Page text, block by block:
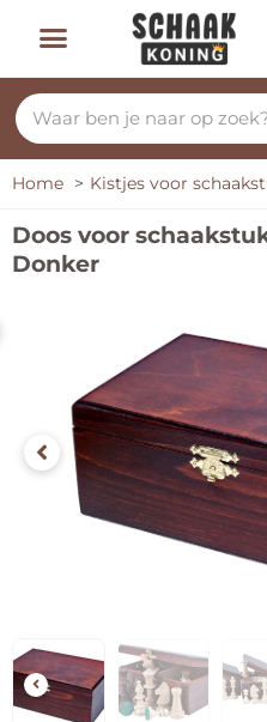
Home Kistjes voor
Doos voor
Donker